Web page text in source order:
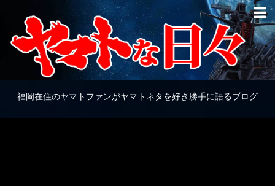
福岡在住のヤマトファンがヤマトネタを好き勝手に語るブログ